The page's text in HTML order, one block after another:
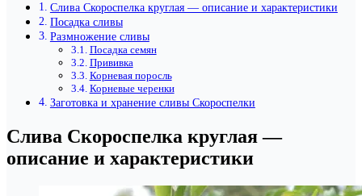
Слива Скороспелка круглая — описание и характеристики
Посадка сливы
Размножение сливы
Посадка семян
Прививка
Корневая поросль
Корневые черенки
Заготовка и хранение сливы Скороспелки
Слива Скороспелка круглая —
описание и характеристики